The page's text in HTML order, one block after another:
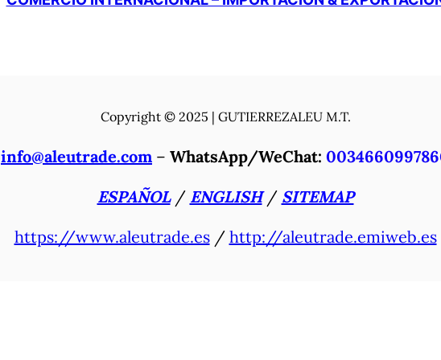
Copyright © 2025 | GUTIERREZALEU M.T.
info@aleutrade.com – WhatsApp/WeChat:
ESPAÑOL/ ENGLISH/ SITEMAP
https://www.aleutrade.es/ http://aleutrade.emiweb.es